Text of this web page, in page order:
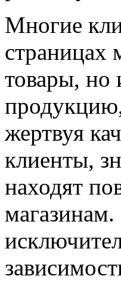
Многие
страницах
товары, но
жертвуя
клиенты,
находят